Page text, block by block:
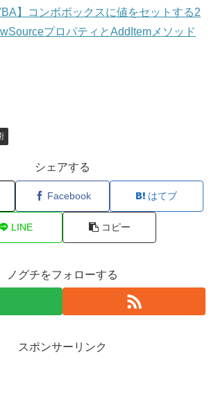
】コンボボックスに値をセットする2
プロパティとAddItemメソッド
シェアする
Facebook はてブ
LINE コピー
ノグチをフォローする
スポンサーリンク